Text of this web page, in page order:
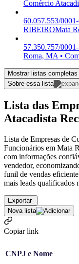
Comércio
60.057.553/
RIBEIROMata
57.350.757/
Roma, MA •
Mostrar listas completas
Sobre essa lista
Lista das
Atacadista
Lista de Empresas de
Funcionários em Mata
com informações
vendedor,
funil de vendas
mais leads qualificados
Exportar
Nova lista
Copiar link
CNPJ e Nome